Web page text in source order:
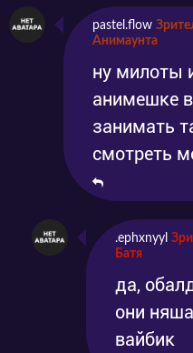
pastel.flow
Анимаунта
ну милоты
анимешке
занимать
смотреть
.ephxnyyl
Батя
да,
они
вайбик